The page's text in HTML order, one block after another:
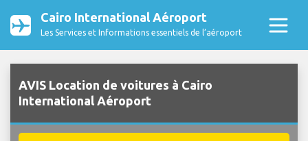
Cairo International Aéroport
Les Services et Informations essentiels de l’aéroport
AVIS Location de voitures à Cairo
International Aéroport